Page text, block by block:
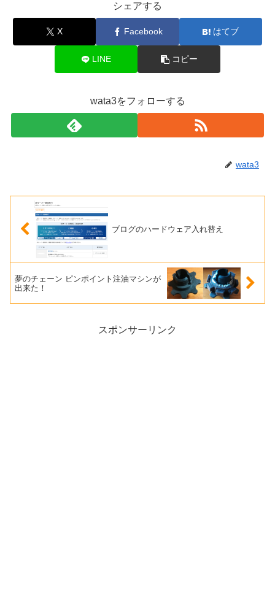
シェアする
X Facebook はてブ
LINE コピー
wata3をフォローする
wata3
ブログのハードウェア入れ替え
夢のチェーン ピンポイント注油マシンが
出来た！
スポンサーリンク